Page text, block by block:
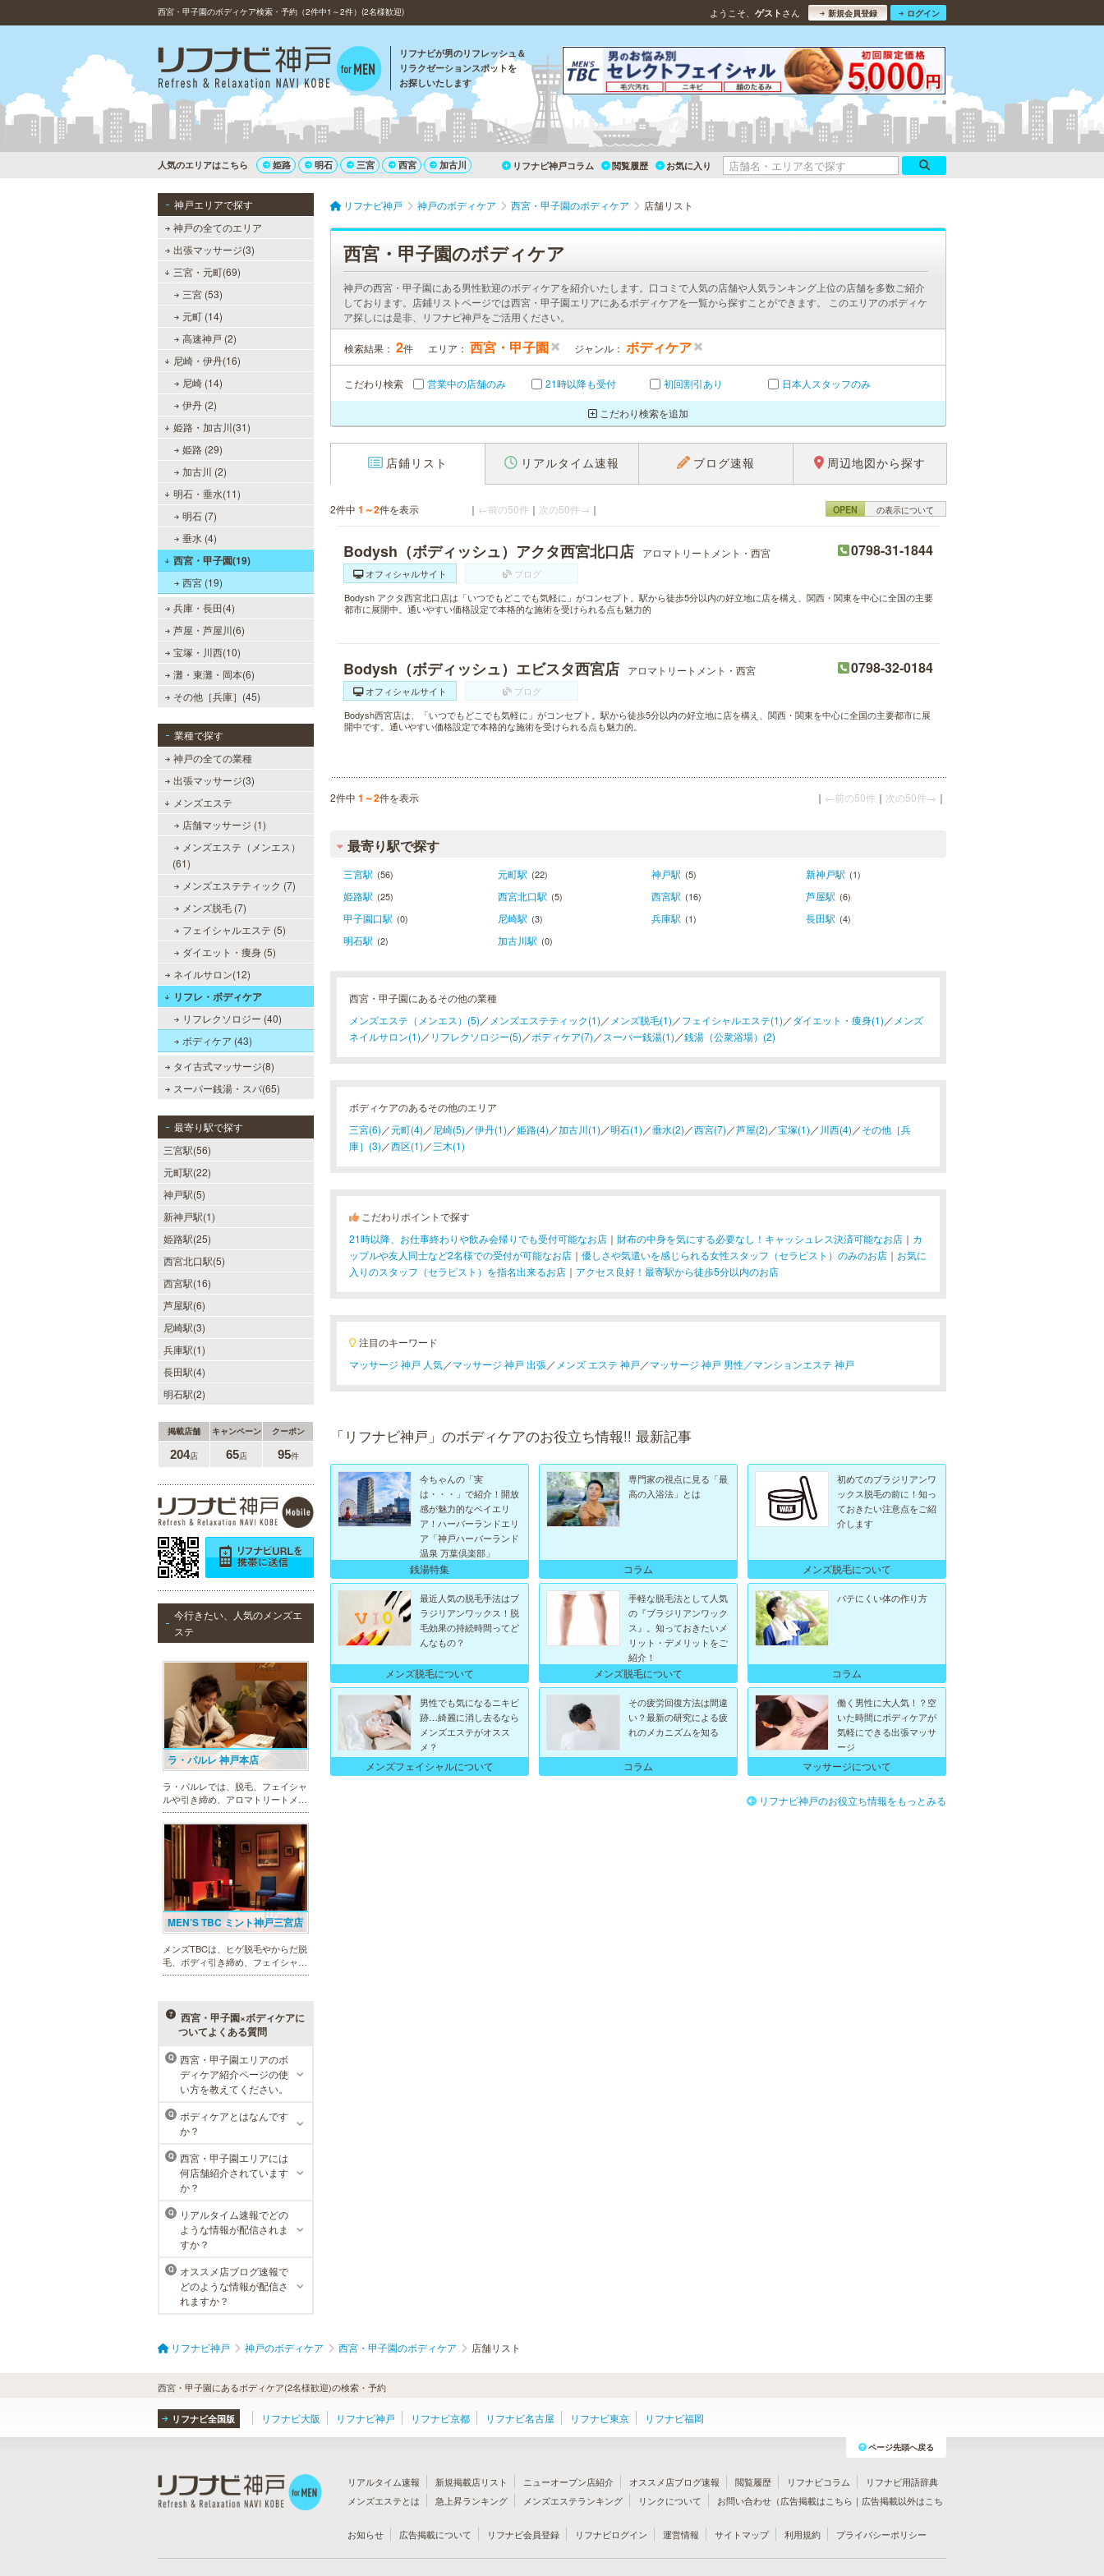
西宮・甲子園のボディケア検索・予約（2件中1～2件）(2名様歓迎) ようこそ、 ゲスト さん 新規会員登録 ログイン
リフナビが男のリフレッシュ＆
リラクゼーションスポットを
お探しいたします
人気のエリアはこちら 姫路 明石 三宮 西宮 加古川 リフナビ神戸コラム 閲覧履歴 お気に入り
神戸エリアで探す
神戸の全てのエリア
出張マッサージ(3)
三宮・元町(69)
三宮 (53)
元町 (14)
高速神戸 (2)
尼崎・伊丹(16)
尼崎 (14)
伊丹 (2)
姫路・加古川(31)
姫路 (29)
加古川 (2)
明石・垂水(11)
明石 (7)
垂水 (4)
西宮・甲子園(19)
西宮 (19)
兵庫・長田(4)
芦屋・芦屋川(6)
宝塚・川西(10)
灘・東灘・岡本(6)
その他［兵庫］(45)
業種で探す
神戸の全ての業種
出張マッサージ(3)
メンズエステ
店舗マッサージ (1)
メンズエステ（メンエス）
(61)
メンズエステティック (7)
メンズ脱毛 (7)
フェイシャルエステ (5)
ダイエット・痩身 (5)
ネイルサロン(12)
リフレ・ボディケア
リフレクソロジー (40)
ボディケア (43)
タイ古式マッサージ(8)
スーパー銭湯・スパ(65)
最寄り駅で探す
三宮駅(56)
元町駅(22)
神戸駅(5)
新神戸駅(1)
姫路駅(25)
西宮北口駅(5)
西宮駅(16)
芦屋駅(6)
尼崎駅(3)
兵庫駅(1)
長田駅(4)
明石駅(2)
掲載店舗 キャンペーン クーポン
204店 65店 95件
今行きたい、人気のメンズエ
ステ
ラ・パルレ 神戸本店
ラ・パルレでは、脱毛、フェイシャ
ルや引き締め、アロマトリートメン
ト、本格的なダイエットコース等、
幅広いメニューでお客様の美を応
援。初めてで不安という方には、初
回限定体験コースも多数取り揃えて
MEN’S TBC ミント神戸三宮店
メンズTBCは、ヒゲ脱毛やからだ脱
毛、ボディ引き締め、フェイシャル
等、清潔感を保ちたい方や、お手入
用意し、お待ちしております。
メンズリゼクリニック 神戸三
宮院
メンズリゼクリニックの永久脱毛が
全国で受けられます。多くの男性患
者様にご支持頂き、新宿1院から始
まったメンズリゼクリニックが、現
在では提携院含め全国10院を展開す
るクリニックになりました。
西宮・甲子園×ボディケアに
ついてよくある質問
Q
西宮・甲子園エリアのボ
ディケア紹介ページの使
い方を教えてください。
Q
ボディケアとはなんです
か？
Q
西宮・甲子園エリアには
何店舗紹介されています
か？
Q
リアルタイム速報でどの
ような情報が配信されま
すか？
Q
オススメ店ブログ速報で
どのような情報が配信さ
れますか？
リフナビ神戸 神戸のボディケア 西宮・甲子園のボディケア 店舗リスト
西宮・甲子園のボディケア
神戸の西宮・甲子園にある男性歓迎のボディケアを紹介いたします。口コミで人気の店舗や人気ランキング上位の店舗を多数ご紹介
しております。店鋪リストページでは西宮・甲子園エリアにあるボディケアを一覧から探すことができます。 このエリアのボディケ
ア探しには是非、リフナビ神戸をご活用ください。
検索結果： 2件 エリア： 西宮・甲子園 ジャンル： ボディケア
こだわり検索 営業中の店舗のみ 21時以降も受付 初回割引あり 日本人スタッフのみ
こだわり検索を追加
店鋪リスト リアルタイム速報 ブログ速報 周辺地図から探す
2件中 1～2件を表示 ｜ ←前の50件 ｜ 次の50件→ ｜ OPEN の表示について
Bodysh（ボディッシュ）アクタ西宮北口店 アロマトリートメント・西宮 0798-31-1844
オフィシャルサイト
ブログ
Bodysh アクタ西宮北口店は「いつでもどこでも気軽に」がコンセプト。駅から徒歩5分以内の好立地に店を構え、関西・関東を中心に全国の主要
都市に展開中。通いやすい価格設定で本格的な施術を受けられる点も魅力的
Bodysh（ボディッシュ）エビスタ西宮店 アロマトリートメント・西宮 0798-32-0184
オフィシャルサイト
ブログ
Bodysh西宮店は、「いつでもどこでも気軽に」がコンセプト。駅から徒歩5分以内の好立地に店を構え、関西・関東を中心に全国の主要都市に展
開中です。通いやすい価格設定で本格的な施術を受けられる点も魅力的。
2件中 1～2件を表示 ｜ ←前の50件 ｜ 次の50件→ ｜
最寄り駅で探す
三宮駅 (56) 元町駅 (22) 神戸駅 (5) 新神戸駅 (1)
姫路駅 (25) 西宮北口駅 (5) 西宮駅 (16) 芦屋駅 (6)
甲子園口駅 (0) 尼崎駅 (3) 兵庫駅 (1) 長田駅 (4)
明石駅 (2) 加古川駅 (0)
西宮・甲子園にあるその他の業種
メンズエステ（メンエス）(5) ／ メンズエステティック(1) ／ メンズ脱毛(1) ／フェイシャルエステ(1) ／ダイエット・痩身(1) ／ メンズ
ネイルサロン(1) ／ リフレクソロジー(5) ／ボディケア(7) ／ スーパー銭湯(1) ／銭湯（公衆浴場）(2)
ボディケアのあるその他のエリア
三宮(6) ／元町(4) ／ 尼崎(5) ／伊丹(1) ／姫路(4) ／加古川(1) ／明石(1) ／垂水(2) ／西宮(7) ／芦屋(2) ／宝塚(1) ／ 川西(4) ／その他［兵
庫］(3) ／西区(1) ／三木(1)
こだわりポイントで探す
21時以降、お仕事終わりや飲み会帰りでも受付可能なお店 ｜ 財布の中身を気にする必要なし！キャッシュレス決済可能なお店 ｜ カ
ップルや友人同士など2名様での受付が可能なお店 ｜ 優しさや気遣いを感じられる女性スタッフ（セラピスト）のみのお店 ｜ お気に
入りのスタッフ（セラピスト）を指名出来るお店 ｜ アクセス良好！最寄駅から徒歩5分以内のお店
注目のキーワード
マッサージ 神戸 人気／マッサージ 神戸 出張／ メンズ エステ 神戸／マッサージ 神戸 男性／マンションエステ 神戸
「リフナビ神戸」のボディケアのお役立ち情報!! 最新記事
今ちゃんの「実
は・・・」で紹介！開放
感が魅力的なベイエリ
ア！ハーバーランドエリ
ア「神戸ハーバーランド
温泉 万葉倶楽部」
銭湯特集
専門家の視点に見る「最
高の入浴法」とは
コラム
初めてのブラジリアンワ
ックス脱毛の前に！知っ
ておきたい注意点をご紹
介します
メンズ脱毛について
最近人気の脱毛手法はブ
ラジリアンワックス！脱
毛効果の持続時間ってど
んなもの？
メンズ脱毛について
手軽な脱毛法として人気
の『ブラジリアンワック
ス』。知っておきたいメ
リット・デメリットをご
紹介！
メンズ脱毛について
バテにくい体の作り方
コラム
男性でも気になるニキビ
跡…綺麗に消し去るなら
メンズエステがオスス
メ？
メンズフェイシャルについて
その疲労回復方法は間違
い？最新の研究による疲
れのメカニズムを知る
コラム
働く男性に大人気！？空
いた時間にボディケアが
気軽にできる出張マッサ
ージ
マッサージについて
リフナビ神戸のお役立ち情報をもっとみる
リフナビ神戸 神戸のボディケア 西宮・甲子園のボディケア 店舗リスト
西宮・甲子園にあるボディケア(2名様歓迎)の検索・予約
リフナビ全国版 リフナビ大阪 リフナビ神戸 リフナビ京都 リフナビ名古屋 リフナビ東京 リフナビ福岡
ページ先頭へ戻る
リアルタイム速報 新規掲載店リスト ニューオープン店紹介 オススメ店ブログ速報 閲覧履歴 リフナビコラム
リフナビ用語辞典
メンズエステとは
急上昇ランキング メンズエステランキング リンクについて お問い合わせ（広告掲載はこちら ｜ 広告掲載以外はこち
お知らせ
広告掲載について リフナビ会員登録 リフナビログイン 運営情報 サイトマップ 利用規約 プライバシーポリシー